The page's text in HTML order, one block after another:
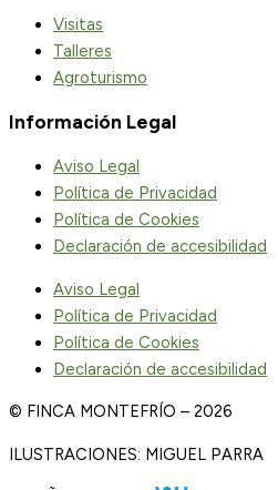
Visitas
Talleres
Agroturismo
Información Legal
Aviso Legal
Política de Privacidad
Política de Cookies
Declaración de accesibilidad
Aviso Legal
Política de Privacidad
Política de Cookies
Declaración de accesibilidad
© FINCA MONTEFRÍO – 2026
ILUSTRACIONES: MIGUEL PARRA